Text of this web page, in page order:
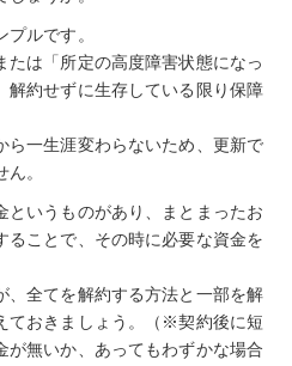
ルです。
たは「所定の高度障害状態になっ
解約せずに生存している限り保障
ら一生涯変わらないため、更新で
。
というものがあり、まとまったお
ることで、その時に必要な資金を
、全てを解約する方法と一部を解
ておきましょう。（※契約後に短
が無いか、あってもわずかな場合